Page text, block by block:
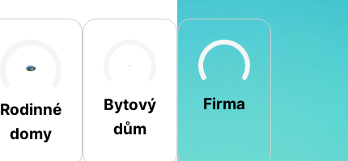
Rodinné
domy
Bytový
dům
Firma
Jiná
Jméno a příjmení